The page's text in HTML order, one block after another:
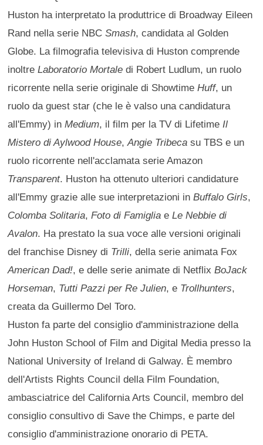
Huston ha interpretato la produttrice di Broadway Eileen
Rand nella serie NBCSmash, candidata al Golden
Globe. La filmografia televisiva di Huston comprende
inoltreLaboratorio Mortale di Robert Ludlum, un ruolo
ricorrente nella serie originale di ShowtimeHuff, un
ruolo da guest star (che le è valso una candidatura
all'Emmy) inMedium, il film per la TV di Lifetime Il
Mistero di Aylwood House,Angie Tribecasu TBS e un
ruolo ricorrente nell'acclamata serie Amazon
Transparent. Huston ha ottenuto ulteriori candidature
all'Emmy grazie alle sue interpretazioni inBuffalo Girls,
Colomba Solitaria,Foto di FamigliaeLe Nebbie di
Avalon. Ha prestato la sua voce alle versioni originali
del franchise Disney di Trilli, della serie animata Fox
American Dad!, e delle serie animate di NetflixBoJack
Horseman, Tutti Pazzi per Re Julien, e Trollhunters,
creata da Guillermo Del Toro.
Huston fa parte del consiglio d'amministrazione della
John Huston School of Film and Digital Media presso la
National University of Ireland di Galway. È membro
dell'Artists Rights Council della Film Foundation,
ambasciatrice del California Arts Council, membro del
consiglio consultivo di Save the Chimps, e parte del
consiglio d'amministrazione onorario di PETA.